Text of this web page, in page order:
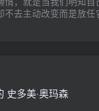
不去主动改变而是放任
史多美·奥玛森